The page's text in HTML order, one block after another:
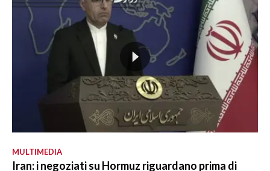
MULTIMEDIA
Iran: i negoziati su Hormuz riguardano prima di